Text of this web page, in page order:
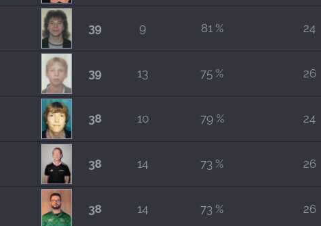
39 9 81 % 24
39 13 75 % 26
38 10 79 % 24
38 14 73 % 26
38 14 73 % 26